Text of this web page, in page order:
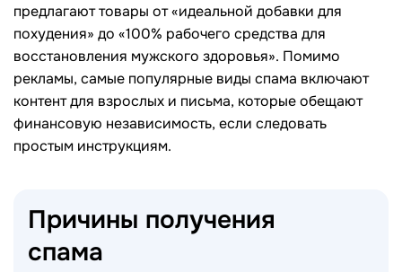
предлагают товары от «идеальной добавки для
похудения» до «100% рабочего средства для
восстановления мужского здоровья». Помимо
рекламы, самые популярные виды спама включают
контент для взрослых и письма, которые обещают
финансовую независимость, если следовать
простым инструкциям.
Причины получения
спама